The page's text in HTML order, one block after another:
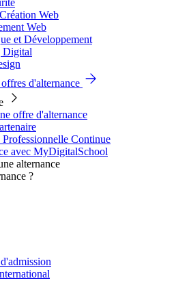
Web
Web
et Développement
Digital
d'alternance
offre d'alternance
Continue
avec MyDigitalSchool
?